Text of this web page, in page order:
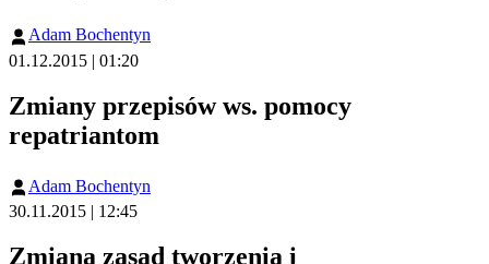
Adam Bochentyn
01.12.2015 | 01:20
Zmiany przepisów ws. pomocy
repatriantom
Adam Bochentyn
30.11.2015 | 12:45
Zmiana zasad tworzenia i